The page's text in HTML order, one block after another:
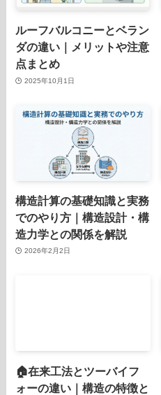
ルーフバルコニーとベラン
ダの違い｜メリットや注意
点まとめ
2025年10月1日
構造計算の基礎知識と実務
でのやり方｜構造設計・構
造力学との関係を解説
2026年2月2日
🏠在来工法とツーバイフ
ォーの違い｜構造の特徴と